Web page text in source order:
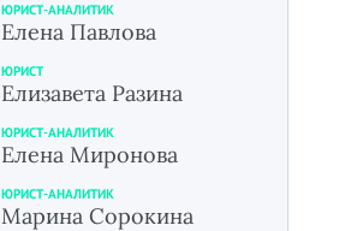
ЮРИСТ-АНАЛИТИК
Елена Павлова
ЮРИСТ
Елизавета Разина
ЮРИСТ-АНАЛИТИК
Елена Миронова
ЮРИСТ-АНАЛИТИК
Марина Сорокина